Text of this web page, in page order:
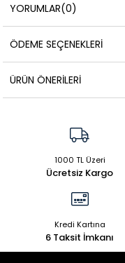
YORUMLAR(0)
ÖDEME SEÇENEKLERI
ÜRÜN ÖNERILERI
1000 TL Üzeri
Ücretsiz Kargo
Kredi Kartına
6 Taksit İmkanı